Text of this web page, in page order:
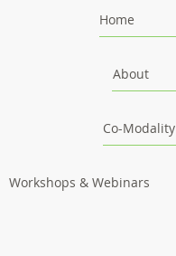
Home
About
Co-Modality
Workshops & Webinars